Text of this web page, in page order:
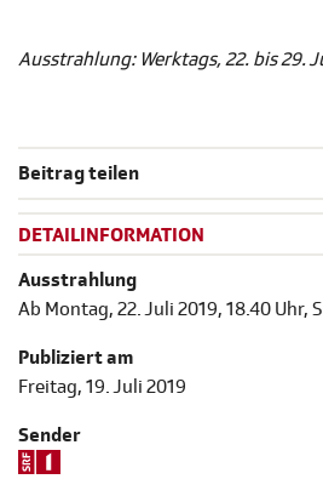
Ausstrahlung: Werktags, 22. bis 29.
Beitrag teilen
DETAILINFORMATION
Ausstrahlung
Ab Montag, 22. Juli 2019, 18.40 Uhr,
Publiziert am
Freitag, 19. Juli 2019
Sender